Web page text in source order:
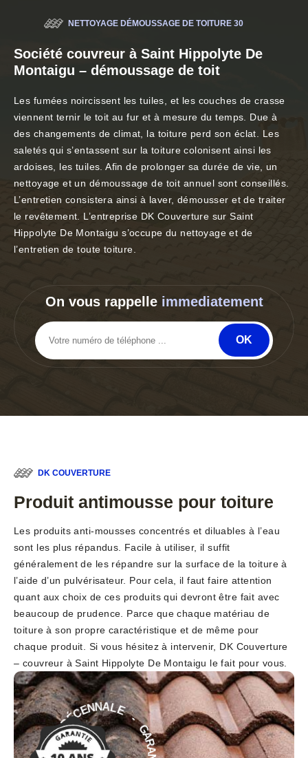
NETTOYAGE DÉMOUSSAGE DE TOITURE 30
Société couvreur à Saint Hippolyte De
Montaigu – démoussage de toit
Les fumées noircissent les tuiles, et les couches de crasse
viennent ternir le toit au fur et à mesure du temps. Due à
des changements de climat, la toiture perd son éclat. Les
saletés qui s’entassent sur la toiture colonisent ainsi les
ardoises, les tuiles. Afin de prolonger sa durée de vie, un
nettoyage et un démoussage de toit annuel sont conseillés.
L’entretien consistera ainsi à laver, démousser et de traiter
le revêtement. L’entreprise DK Couverture sur Saint
Hippolyte De Montaigu s’occupe du nettoyage et de
l’entretien de toute toiture.
On vous rappelle immediatement
DK COUVERTURE
Produit antimousse pour toiture
Les produits anti-mousses concentrés et diluables à l’eau
sont les plus répandus. Facile à utiliser, il suffit
généralement de les répandre sur la surface de la toiture à
l’aide d’un pulvérisateur. Pour cela, il faut faire attention
quant aux choix de ces produits qui devront être fait avec
beaucoup de prudence. Parce que chaque matériau de
toiture à son propre caractéristique et de même pour
chaque produit. Si vous hésitez à intervenir, DK Couverture
– couvreur à Saint Hippolyte De Montaigu le fait pour vous.
D
É
C
E
N
NALE - GAR
A
N
T
I
E